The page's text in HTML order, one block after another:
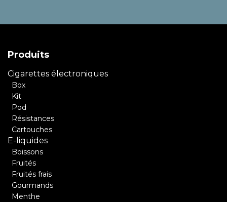
Produits
Cigarettes électroniques
Box
Kit
Pod
Résistances
Cartouches
E-liquides
Boissons
Fruités
Fruités frais
Gourmands
Menthe